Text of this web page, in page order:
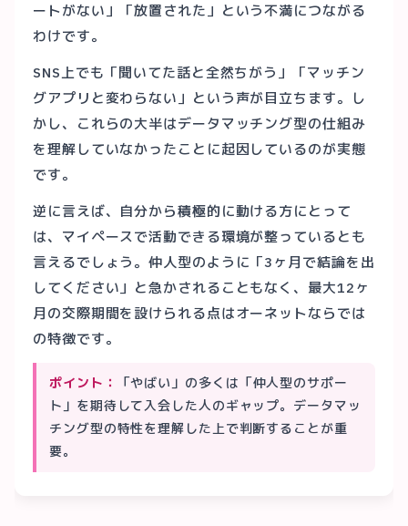
ートがない」「放置された」という不満につながる
わけです。
SNS上でも「聞いてた話と全然ちがう」「マッチン
グアプリと変わらない」という声が目立ちます。し
かし、これらの大半はデータマッチング型の仕組み
を理解していなかったことに起因しているのが実態
です。
逆に言えば、自分から積極的に動ける方にとって
は、マイペースで活動できる環境が整っているとも
言えるでしょう。仲人型のように「3ヶ月で結論を出
してください」と急かされることもなく、最大12ヶ
月の交際期間を設けられる点はオーネットならでは
の特徴です。
ポイント：
「やばい」の多くは「仲人型のサポー
ト」を期待して入会した人のギャップ。データマッ
チング型の特性を理解した上で判断することが重
要。